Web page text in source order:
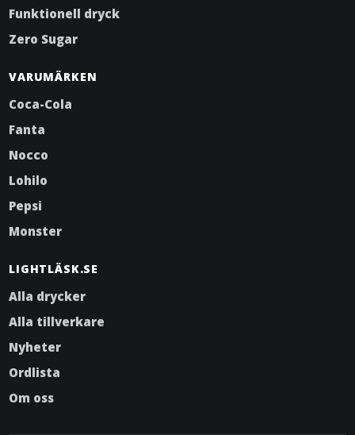
Funktionell dryck
Zero Sugar
VARUMÄRKEN
Coca-Cola
Fanta
Nocco
Lohilo
Pepsi
Monster
LIGHTLÄSK.SE
Alla drycker
Alla tillverkare
Nyheter
Ordlista
Om oss